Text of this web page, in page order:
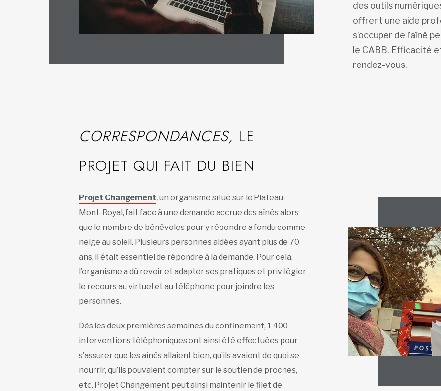
des outils
offrent une aide
s’occuper de l’aîné
le CABB. Efficacité
rendez-vous.
CORRESPONDANCES, LE
PROJET QUI FAIT DU BIEN
Projet Changement,un organisme situé sur le Plateau-
Mont-Royal, fait face à une demande accrue des aînés alors
que le nombre de bénévoles pour y répondre a fondu comme
neige au soleil. Plusieurs personnes aidées ayant plus de 70
ans, il était essentiel de répondre à la demande. Pour cela,
l’organisme a dû revoir et adapter ses pratiques et privilégier
le recours au virtuel et au téléphone pour joindre les
personnes.
Dès les deux premières semaines du confinement, 1 400
interventions téléphoniques ont ainsi été effectuées pour
s’assurer que les aînés allaient bien, qu’ils avaient de quoi se
nourrir, qu’ils pouvaient compter sur le soutien de proches,
etc. Projet Changement peut ainsi maintenir le filet de